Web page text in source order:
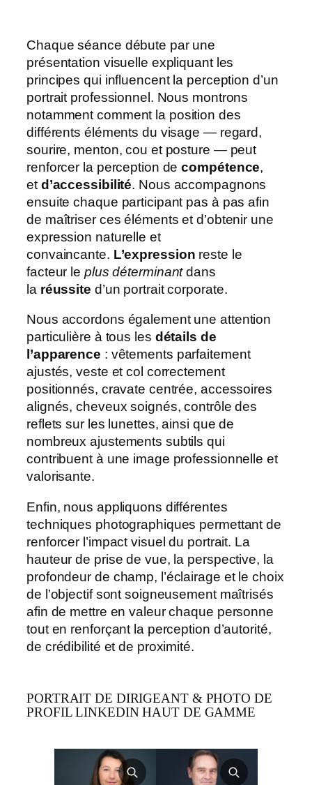
Chaque séance débute par une
présentation visuelle expliquant les
principes qui influencent la perception d’un
portrait professionnel. Nous montrons
notamment comment la position des
différents éléments du visage — regard,
sourire, menton, cou et posture — peut
renforcer la perception decompétence,
et d’accessibilité. Nous accompagnons
ensuite chaque participant pas à pas afin
de maîtriser ces éléments et d’obtenir une
expression naturelle et
convaincante. L’expression reste le
facteur le plus déterminantdans
la réussite d’un portrait corporate.
Nous accordons également une attention
particulière à tous les détails de
l’apparence : vêtements parfaitement
ajustés, veste et col correctement
positionnés, cravate centrée, accessoires
alignés, cheveux soignés, contrôle des
reflets sur les lunettes, ainsi que de
nombreux ajustements subtils qui
contribuent à une image professionnelle et
valorisante.
Enfin, nous appliquons différentes
techniques photographiques permettant de
renforcer l’impact visuel du portrait. La
hauteur de prise de vue, la perspective, la
profondeur de champ, l’éclairage et le choix
de l’objectif sont soigneusement maîtrisés
afin de mettre en valeur chaque personne
tout en renforçant la perception d’autorité,
de crédibilité et de proximité.
PORTRAIT DE DIRIGEANT & PHOTO DE
PROFIL LINKEDIN HAUT DE GAMME